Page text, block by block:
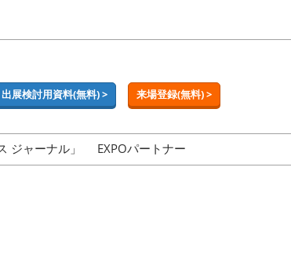
出展検討用資料(無料) > 来場登録(無料) >
ジャーナル」 EXPOパートナー